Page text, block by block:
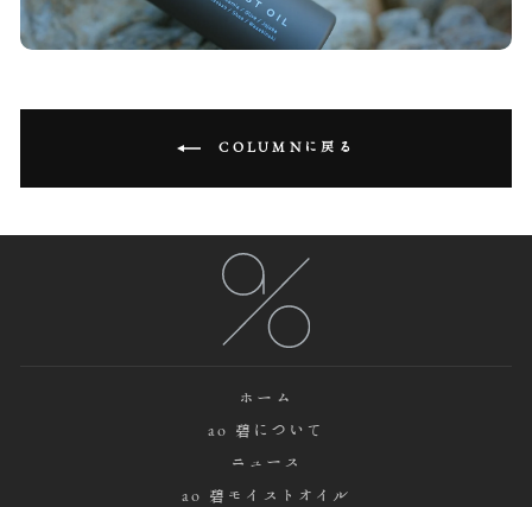
COLUMNに戻る
ホーム
ao 碧について
ニュース
ao 碧モイストオイル